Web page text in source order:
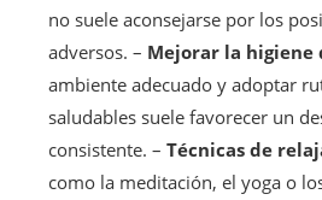
no suele aconsejarse por los
adversos. – Mejorar la higiene
ambiente adecuado y adoptar
saludables suele favorecer un
consistente. – Técnicas de
como la meditación, el yoga o